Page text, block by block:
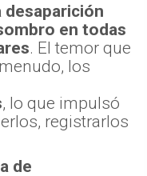
desaparición
en todas
. El temor que
los
, lo que impulsó
registrarlos
de